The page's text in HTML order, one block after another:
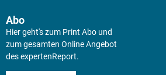
Abo
Hier geht's zum Print Abo und
zum gesamten Online Angebot
des expertenReport.